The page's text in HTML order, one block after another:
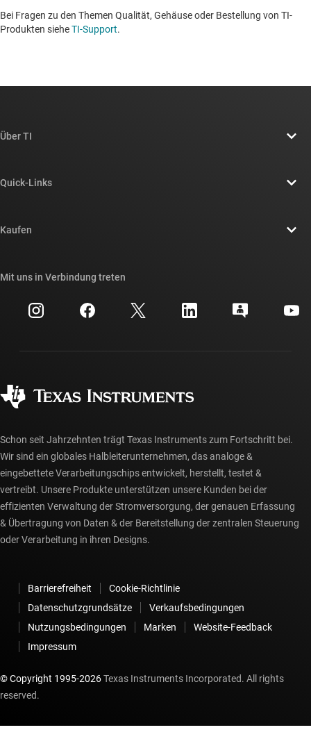
Bei Fragen zu den Themen Qualität, Gehäuse oder Bestellung von TI-
Produkten sieheTI-Support. ​​​​​​​​​​​​​​
Über TI
Newsroom
Investorenbeziehungen
Fertigung
Quick-Links
Querverweis-Suche
Kundensupportzentrum
myTI-Konto FAQs
Kaufen
Häufig gestellte Fragen zu Bestellungen
Mit uns in Verbindung treten
Schon seit Jahrzehnten trägt Texas Instruments zum Fortschritt bei.
Wir sind ein globales Halbleiterunternehmen, das analoge &
eingebettete Verarbeitungschips entwickelt, herstellt, testet &
vertreibt. Unsere Produkte unterstützen unsere Kunden bei der
effizienten Verwaltung der Stromversorgung, der genauen Erfassung
& Übertragung von Daten & der Bereitstellung der zentralen Steuerung
oder Verarbeitung in ihren Designs.
Barrierefreiheit
Cookie-Richtlinie
Datenschutzgrundsätze
Verkaufsbedingungen
Nutzungsbedingungen
Marken
Website-Feedback
Impressum
© Copyright 1995-2026Texas Instruments Incorporated. All rights
reserved.